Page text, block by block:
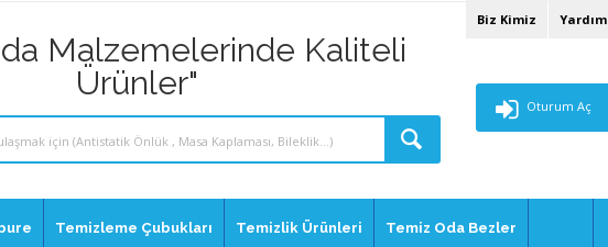
Biz Kimiz Yardım
Malzemelerinde Kaliteli
Ürünler"
Oturum Aç
Temizleme Çubukları Temizlik Ürünleri Temiz Oda Bezler